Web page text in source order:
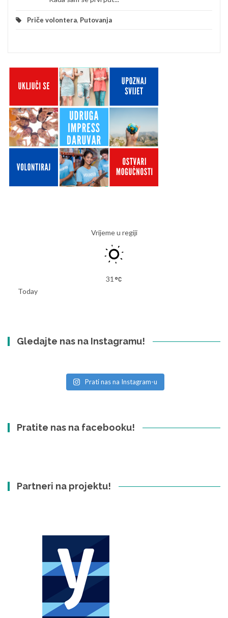
Priče volontera, Putovanja
Vrijeme u regiji
31
Today
Gledajte nas na Instagramu!
Prati nas na Instagram-u
Pratite nas na facebooku!
Partneri na projektu!